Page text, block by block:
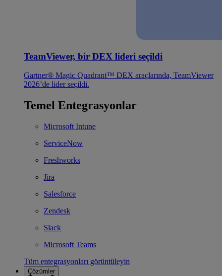
TeamViewer, bir DEX lideri seçildi
Gartner® Magic Quadrant™ DEX araçlarında, TeamViewer
2026’de lider seçildi.
Temel Entegrasyonlar
Microsoft Intune
ServiceNow
Freshworks
Jira
Salesforce
Zendesk
Slack
Microsoft Teams
Tüm entegrasyonları görüntüleyin
Çözümler